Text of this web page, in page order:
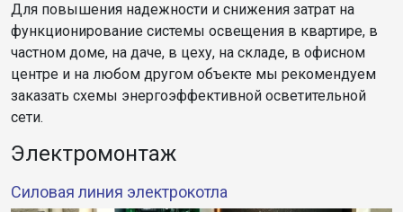
Для повышения надежности и снижения затрат на
функционирование системы освещения в квартире, в
частном доме, на даче, в цеху, на складе, в офисном
центре и на любом другом объекте мы рекомендуем
заказать схемы энергоэффективной осветительной
сети.
Электромонтаж
Силовая линия электрокотла